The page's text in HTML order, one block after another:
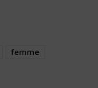
femme